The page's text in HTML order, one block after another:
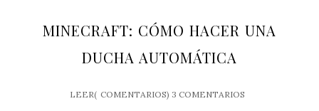
MINECRAFT: CÓMO HACER UNA
DUCHA AUTOMÁTICA
LEER( COMENTARIOS) 3 COMENTARIOS